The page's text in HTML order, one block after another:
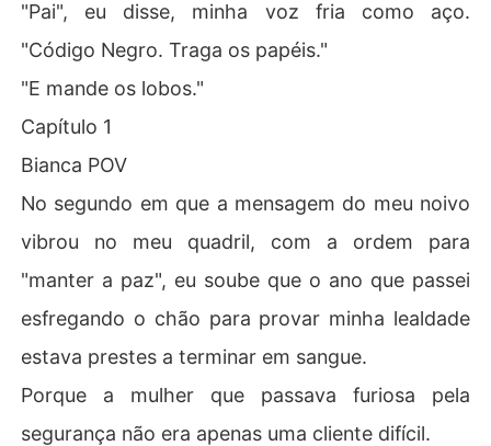
"Pai", eu disse, minha voz fria como aço.
"Código Negro. Traga os papéis."
"E mande os lobos."
Capítulo 1
Bianca POV
No segundo em que a mensagem do meu noivo
vibrou no meu quadril, com a ordem para
"manter a paz", eu soube que o ano que passei
esfregando o chão para provar minha lealdade
estava prestes a terminar em sangue.
Porque a mulher que passava furiosa pela
segurança não era apenas uma cliente difícil.